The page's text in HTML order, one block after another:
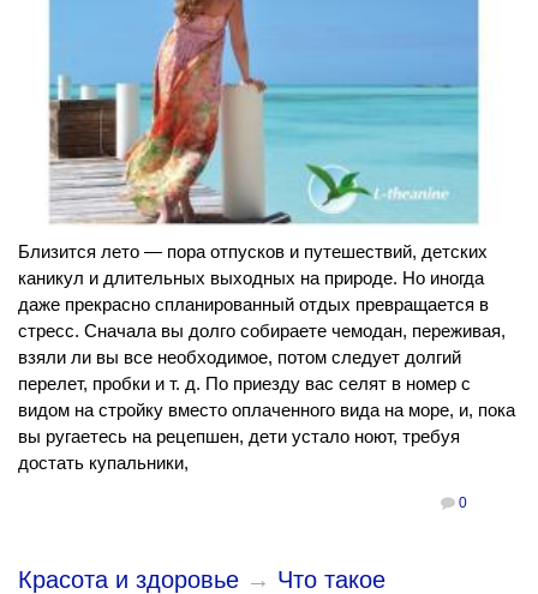
Близится лето — пора отпусков и путешествий, детских
каникул и длительных выходных на природе. Но иногда
даже прекрасно спланированный отдых превращается в
стресс. Сначала вы долго собираете чемодан, переживая,
взяли ли вы все необходимое, потом следует долгий
перелет, пробки и т. д. По приезду вас селят в номер с
видом на стройку вместо оплаченного вида на море, и, пока
вы ругаетесь на рецепшен, дети устало ноют, требуя
достать купальники,
0
Красота и здоровье → Что такое